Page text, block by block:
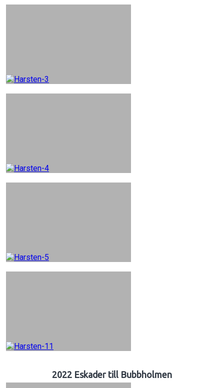
2022 Eskader till Bubbholmen